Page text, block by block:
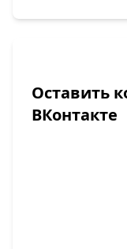
Оставить
ВКонтакте